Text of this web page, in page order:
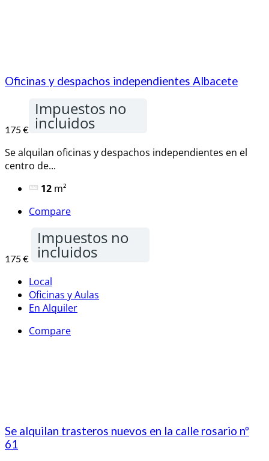
Oficinas y despachos independientes Albacete
175 €
Impuestos no
incluidos
Se alquilan oficinas y despachos independientes en el
centro de...
12 m²
Compare
175 €
Impuestos no
incluidos
Local
Oficinas y Aulas
En Alquiler
Compare
Se alquilan trasteros nuevos en la calle rosario nº
61